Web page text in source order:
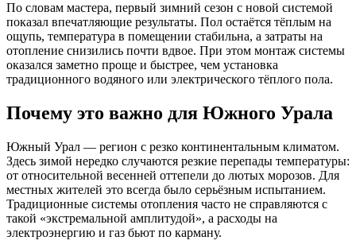
По словам мастера, первый зимний сезон с новой системой
показал впечатляющие результаты. Пол остаётся тёплым на
ощупь, температура в помещении стабильна, а затраты на
отопление снизились почти вдвое. При этом монтаж системы
оказался заметно проще и быстрее, чем установка
традиционного водяного или электрического тёплого пола.
Почему это важно для Южного Урала
Южный Урал — регион с резко континентальным климатом.
Здесь зимой нередко случаются резкие перепады температуры:
от относительной весенней оттепели до лютых морозов. Для
местных жителей это всегда было серьёзным испытанием.
Традиционные системы отопления часто не справляются с
такой «экстремальной амплитудой», а расходы на
электроэнергию и газ бьют по карману.